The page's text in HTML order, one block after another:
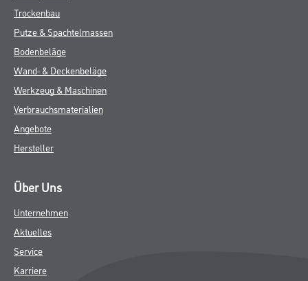
Trockenbau
Putze & Spachtelmassen
Bodenbeläge
Wand- & Deckenbeläge
Werkzeug & Maschinen
Verbrauchsmaterialien
Angebote
Hersteller
Über Uns
Unternehmen
Aktuelles
Service
Karriere